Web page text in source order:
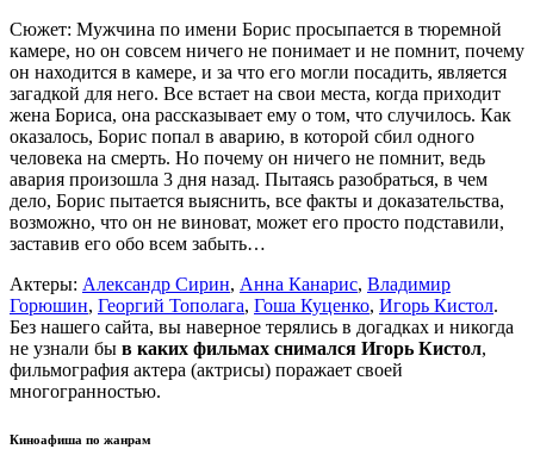
Сюжет: Мужчина по имени Борис просыпается в тюремной
камере, но он совсем ничего не понимает и не помнит, почему
он находится в камере, и за что его могли посадить, является
загадкой для него. Все встает на свои места, когда приходит
жена Бориса, она рассказывает ему о том, что случилось. Как
оказалось, Борис попал в аварию, в которой сбил одного
человека на смерть. Но почему он ничего не помнит, ведь
авария произошла 3 дня назад. Пытаясь разобраться, в чем
дело, Борис пытается выяснить, все факты и доказательства,
возможно, что он не виноват, может его просто подставили,
заставив его обо всем забыть…
Актеры: Александр Сирин, Анна Канарис, Владимир
Горюшин, Георгий Тополага, Гоша Куценко, Игорь Кистол.
Без нашего сайта, вы наверное терялись в догадках и никогда
не узнали бы в каких фильмах снимался Игорь Кистол,
фильмография актера (актрисы) поражает своей
многогранностью.
Киноафиша по жанрам